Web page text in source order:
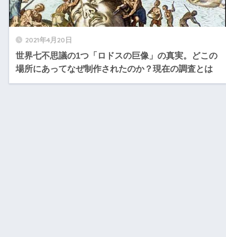
2021年4月20日
世界七不思議の1つ「ロドスの巨像」の真実。どこの
場所にあってなぜ制作されたのか？現在の調査とは